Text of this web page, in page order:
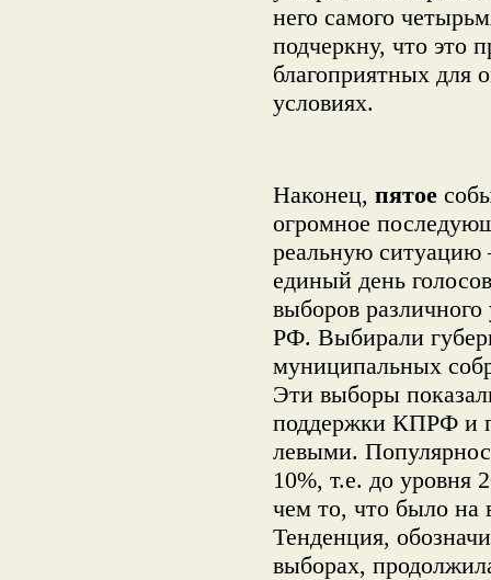
него самого
подчеркну, что это
благоприятных для
условиях.
Наконец, пятое
огромное
реальную
единый день
выборов
РФ. Выбирали
муниципальных
Эти выборы
поддержки КПРФ и
левыми.
10%, т.е. до уровня
чем то, что было на
Тенденция,
выборах,